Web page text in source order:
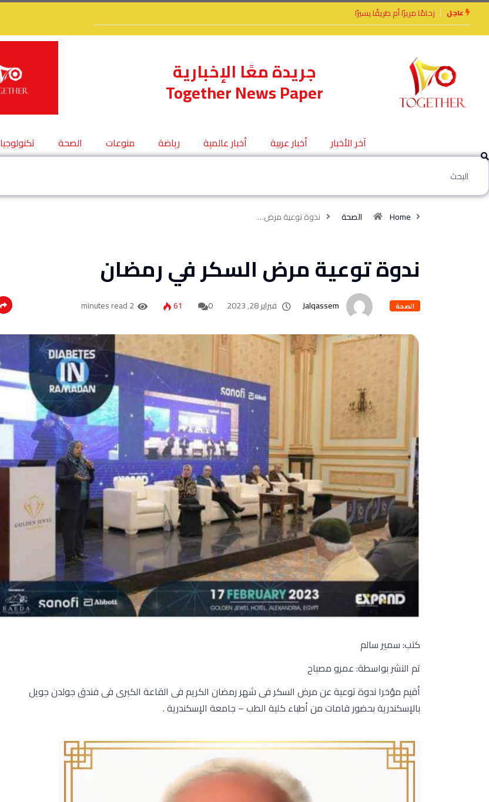
عاجل الأخوة الأعداء وحتمًا لابد من لقاء
جريدة معًا الإخبارية
Together News Paper
آخر الأخبار أخبار عربية أخبار عالمية رياضة منوعات الصحة تكنولوجيا
Home الصحة ندوة توعية مرض…
ندوة توعية مرض السكر في رمضان
الصحة Jalqassem فبراير 28, 2023 0
61
2 minutes read
كتب: سمير سالم
تم النشر بواسطة: عمرو مصباح
أقيم مؤخرا ندوة توعية عن مرض السكر فى شهر رمضان الكريم فى القاعة الكبرى فى فندق جولدن جويل
بالإسكندرية بحضور قامات من أطباء كلية الطب – جامعة الإسكندرية .